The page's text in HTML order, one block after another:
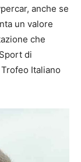
anche se
un valore
che
di
Italiano